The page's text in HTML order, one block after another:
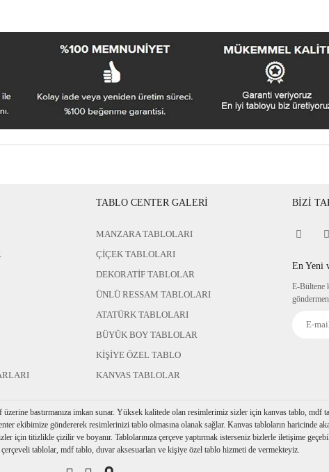
TABLO CENTER GALERİ
MANZARA TABLOLARI
ÇİÇEK TABLOLARI
DEKORATİF TABLOLAR
ÜNLÜ RESSAM TABLOLARI
ATATÜRK TABLOLARI
BÜYÜK BOY TABLOLAR
KİŞİYE ÖZEL TABLO
KANVAS TABLOLAR
BİZİ
En Yeni
E-Bültene
bastırmanıza imkan sunar. Yüksek kalitede olan resimlerimiz sizler için kanvas tablo, mdf
ekibimize göndererek resimlerinizi tablo olmasına olanak sağlar. Kanvas tabloların haricinde
için titizlikle çizilir ve boyanır. Tablolarınıza çerçeve yaptırmak isterseniz bizlerle iletişime
tablolar, mdf tablo, duvar aksesuarları ve kişiye özel tablo hizmeti de vermekteyiz.